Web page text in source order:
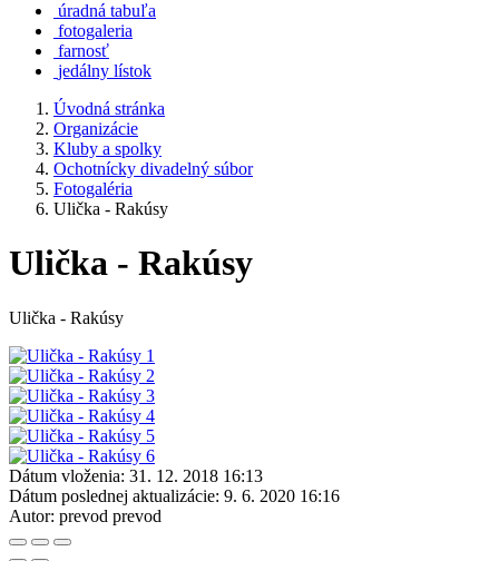
úradná tabuľa
fotogaleria
farnosť
jedálny lístok
Úvodná stránka
Organizácie
Kluby a spolky
Ochotnícky divadelný súbor
Fotogaléria
Ulička - Rakúsy
Ulička - Rakúsy
Ulička - Rakúsy
Dátum vloženia: 31. 12. 2018 16:13
Dátum poslednej aktualizácie: 9. 6. 2020 16:16
Autor: prevod prevod